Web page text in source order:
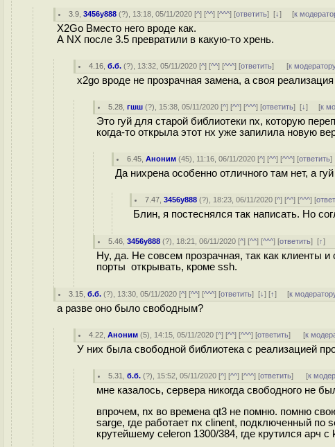
3.9 ,3456y888 (?), 13:18, 05/11/2020 [^] [^^] [^^^] [ответить][↓] [к
X2Go Вместо него вроде как.
А NX после 3.5 превратили в какую-то хрень.
4.16 ,б.б. (?), 13:32, 05/11/2020 [^] [^^] [^^^] [ответить] [к
x2go вроде не прозрачная замена, а своя реализация
5.28 ,гшш (?), 15:38, 05/11/2020 [^] [^^] [^^^] [ответить][↓] [к
Это гуй для старой библиотеки nx, которую
когда-то открыла этот нх уже запилила новую
6.45 ,Аноним (45), 11:16, 06/11/2020 [^] [^^] [^^^] [ответить]
Да нихрена особенно отличного там нет, а
7.47 ,3456y888 (?), 18:23, 06/11/2020 [^] [^^] [^^^] [
Блин, я постеснялся так написать. Но
5.46 ,3456y888 (?), 18:21, 06/11/2020 [^] [^^] [^^^] [ответить][↑]
Ну, да. Не совсем прозрачная, так как клиенты
порты открывать, кроме ssh.
3.15 ,б.б. (?), 13:30, 05/11/2020 [^] [^^] [^^^] [ответить][↓] [↑] [к
а разве оно было свободным?
4.22 ,Аноним (5), 14:15, 05/11/2020 [^] [^^] [^^^] [ответить] [к
У них была свободной библиотека с реализацией
5.31 ,б.б. (?), 15:52, 05/11/2020 [^] [^^] [^^^] [ответить] [к
мне казалось, сервера никогда свободного не
впрочем, nx во времена qt3 не помню. помню
sarge, где работает nx clinent, подключенный по
крутейшему celeron 1300/384, где крутился арч